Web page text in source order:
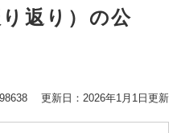
り返り）の公
更新日：2026年1月1日更新